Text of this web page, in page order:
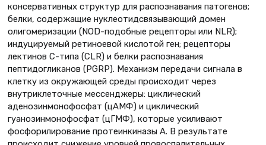
консервативных структур для распознавания патогенов;
белки, содержащие нуклеотидсвязывающий домен
олигомеризации (NOD-подобные рецепторы или NLR);
индуцируемый ретиноевой кислотой ген; рецепторы
лектинов С-типа (CLR) и белки распознавания
пептидогликанов (PGRP). Механизм передачи сигнала в
клетку из окружающей среды происходит через
внутриклеточные мессенджеры: циклический
аденозинмонофосфат (цАМФ) и циклический
гуанозинмонофосфат (цГМФ), которые усиливают
фосфорилирование протеинкиназы А. В результате